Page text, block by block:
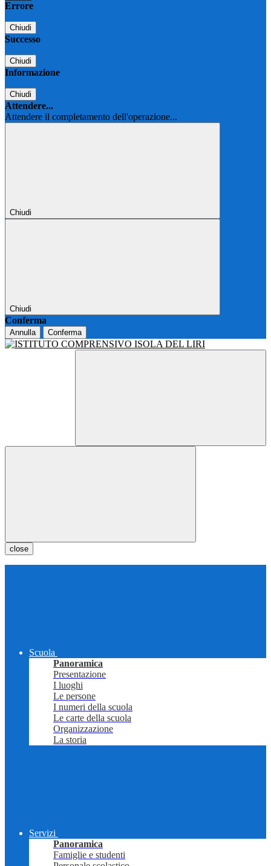
Errore
Chiudi
Successo
Chiudi
Informazione
Chiudi
Attendere...
Attendere il completamento dell'operazione...
Chiudi
Chiudi
Conferma
Annulla Conferma
close
Scuola
Panoramica
Presentazione
I luoghi
Le persone
I numeri della scuola
Le carte della scuola
Organizzazione
La storia
Servizi
Panoramica
Famiglie e studenti